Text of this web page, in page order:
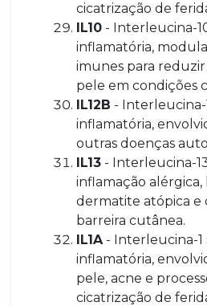
cicatrização de
IL10 - Interleucina-
inflamatória,
imunes para
pele em condições
IL12B - Interleucina-
inflamatória,
outras doenças
IL13 - Interleucina-
inflamação alérgica,
dermatite atópica e
barreira cutânea.
IL1A- Interleucina-1
inflamatória,
pele, acne e
cicatrização de